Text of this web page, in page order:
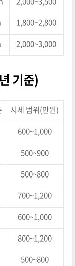
1,800~2,800
2,000~3,000
기준)
시세 범위(만원)
600~1,000
500~900
500~800
700~1,200
600~1,000
800~1,200
500~800